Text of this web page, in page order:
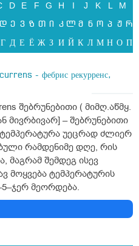
D E F G H I J K L M
დ ე ვ ზ თ ი კ ლ მ ნ ო პ ჟ რ
Г Д Е Ё Ж З И Й К Л М Н О П
- фебрис рекурренс,
შებრუნებითი ( მიმღ.აწმყ.
მივრბივარ] – შებრუნებითი
უეცრად ძლიერ
რამდენიმე დღე, რის
მაგრამ შემდეგ ისევ
მოყვება ტემპერატურის
მეორდება.